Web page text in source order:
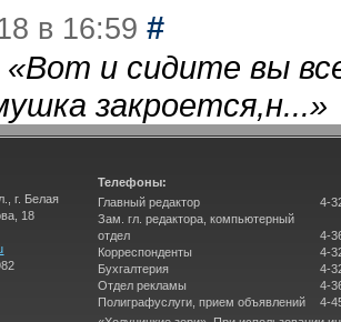
в 16:59 #
«Вот и сидите вы
закроется,н...»
г. Белая
18
Телефоны:
Главный редактор
Зам. гл. редактора, компьютерный
отдел
Корреспонденты
Бухгалтерия
Отдел рекламы
Полиграфуслуги, прием объявлений
4-
4-
4-
4-
4-
4-